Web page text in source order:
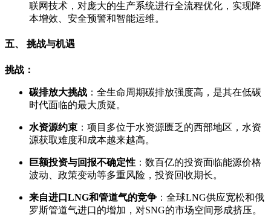
联网技术，对庞大的生产系统进行全流程优化，实现降
本增效、安全预警和智能运维。
五、 挑战与机遇
挑战：
碳排放大挑战 ：全生命周期碳排放强度高，是其在低碳
时代面临的最大质疑。
水资源约束 ：项目多位于水资源匮乏的西部地区，水资
源获取难度和成本越来越高。
巨额投资与回报不确定性 ：数百亿的投资面临能源价格
波动、政策变动等多重风险，投资回收期长。
来自进口LNG和管道气的竞争 ：全球LNG供应宽松和俄
罗斯管道气进口的增加，对SNG的市场空间形成挤压。